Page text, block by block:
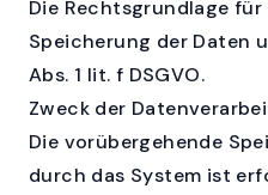
Die Rechtsgrundlage
Speicherung der Daten
Abs. 1 lit. f DSGVO.
Zweck der
Die vorübergehende
durch das System ist